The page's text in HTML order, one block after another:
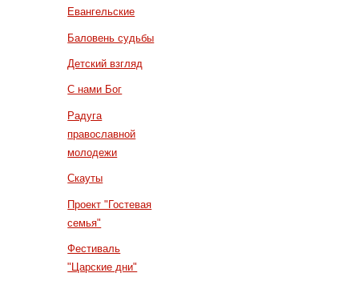
Евангельские
Баловень судьбы
Детский взгляд
С нами Бог
Радуга
православной
молодежи
Скауты
Проект "Гостевая
семья"
Фестиваль
"Царские дни"